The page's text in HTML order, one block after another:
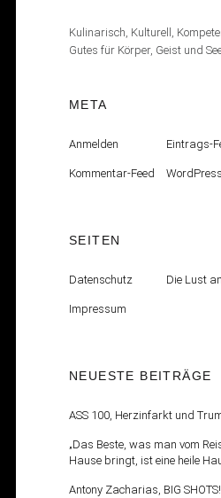
Kulinarisch, Kulturell,
Gutes für Körper, Geist und
META
Anmelden Eintrags-
Kommentar-Feed
SEITEN
Datenschutz
Impressum
NEUESTE BEITRÄGE
ASS 100, Herzinfarkt und
„Das Beste, was man vom
Hause bringt, ist eine heile
Antony Zacharias, BIG SHOTS!